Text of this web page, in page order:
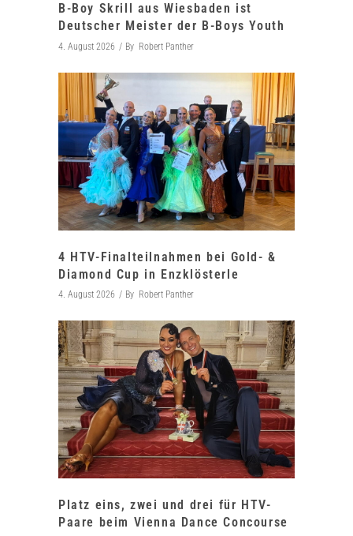
B-Boy Skrill aus Wiesbaden ist
Deutscher Meister der B-Boys Youth
4. August 2026 By Robert Panther
4 HTV-Finalteilnahmen bei Gold- &
Diamond Cup in Enzklösterle
4. August 2026 By Robert Panther
Platz eins, zwei und drei für HTV-
Paare beim Vienna Dance Concourse